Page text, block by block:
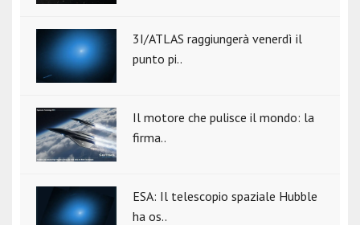
3I/ATLAS raggiungerà venerdì il
punto pi..
Il motore che pulisce il mondo: la
firma..
ESA: Il telescopio spaziale Hubble
ha os..